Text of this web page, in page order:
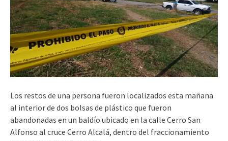
Los restos de una persona fueron localizados esta mañana
al interior de dos bolsas de plástico que fueron
abandonadas en un baldío ubicado en la calle Cerro San
Alfonso al cruce Cerro Alcalá, dentro del fraccionamiento